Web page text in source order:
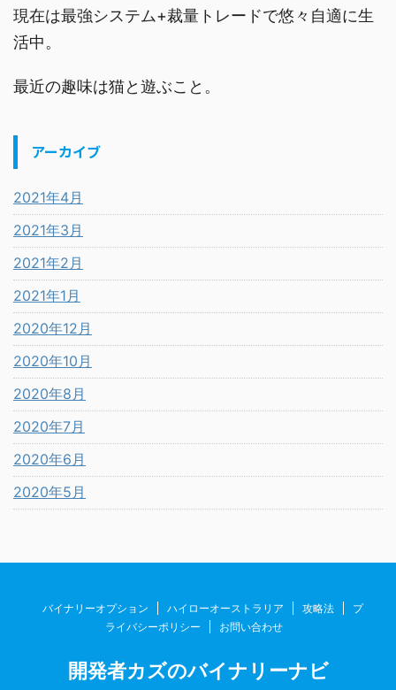
現在は最強システム+裁量トレードで悠々自適に生
活中。
最近の趣味は猫と遊ぶこと。
アーカイブ
2021年4月
2021年3月
2021年2月
2021年1月
2020年12月
2020年10月
2020年8月
2020年7月
2020年6月
2020年5月
バイナリーオプション ハイローオーストラリア 攻略法
プ
ライバシーポリシー
お問い合わせ
開発者カズのバイナリーナビ